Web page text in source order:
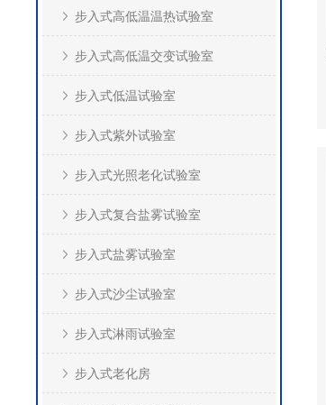
步入式高低温温热试验室
步入式高低温交变试验室
步入式低温试验室
步入式紫外试验室
步入式光照老化试验室
步入式复合盐雾试验室
步入式盐雾试验室
步入式沙尘试验室
步入式淋雨试验室
步入式老化房